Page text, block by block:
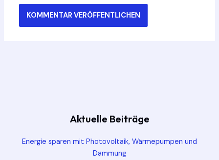
Aktuelle Beiträge
Energie sparen mit Photovoltaik, Wärmepumpen und
Dämmung